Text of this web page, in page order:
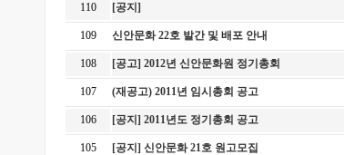
110 [공지]
109 신안문화 22호 발간 및 배포 안내
108 [공고] 2012년 신안문화원 정기총회
107 (재공고) 2011년 임시총회 공고
106 [공지] 2011년도 정기총회 공고
105 [공지] 신안문화 21호 원고모집